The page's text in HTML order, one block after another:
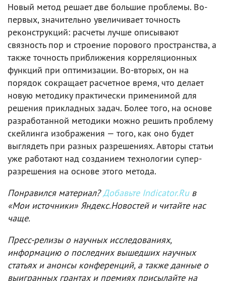
Новый метод решает две большие проблемы. Во-
первых, значительно увеличивает точность
реконструкций: расчеты лучше описывают
связность пор и строение порового пространства, а
также точность приближения корреляционных
функций при оптимизации. Во-вторых, он на
порядок сокращает расчетное время, что делает
новую методику практически применимой для
решения прикладных задач. Более того, на основе
разработанной методики можно решить проблему
скейлинга изображения — того, как оно будет
выглядеть при разных разрешениях. Авторы статьи
уже работают над созданием технологии супер-
разрешения на основе этого метода.
Понравился материал?Добавьте Indicator.Ruв
«Мои источники» Яндекс.Новостей и читайте нас
чаще.
Пресс-релизы о научных исследованиях,
информацию о последних вышедших научных
статьях и анонсы конференций, а также данные о
выигранных грантах и премиях присылайте на